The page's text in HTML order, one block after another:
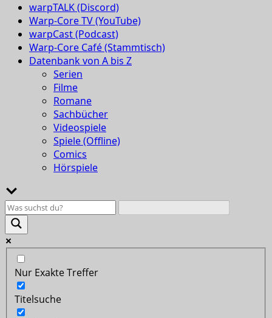
warpTALK (Discord)
Warp-Core TV (YouTube)
warpCast (Podcast)
Warp-Core Café (Stammtisch)
Datenbank von A bis Z
Serien
Filme
Romane
Sachbücher
Videospiele
Spiele (Offline)
Comics
Hörspiele
Nur Exakte Treffer
Titelsuche